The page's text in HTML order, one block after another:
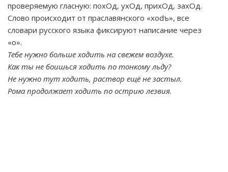
проверяемую гласную: похОд, ухОд, прихОд, захОд.
Слово происходит от праславянского «xodъ», все
словари русского языка фиксируют написание через
«о».
Тебе нужно больше ходить на свежем воздухе.
Как ты не боишься ходить по тонкому льду?
Не нужно тут ходить, раствор ещё не застыл.
Рома продолжает ходить по острию лезвия.